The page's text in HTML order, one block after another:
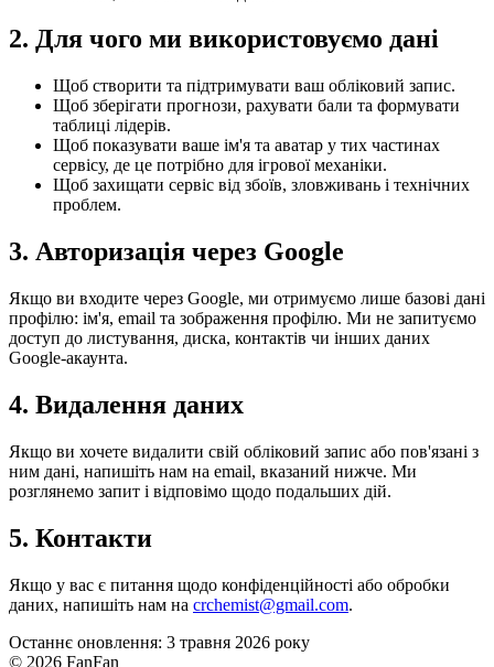
2. Для чого ми використовуємо дані
Щоб створити та підтримувати ваш обліковий запис.
Щоб зберігати прогнози, рахувати бали та формувати
таблиці лідерів.
Щоб показувати ваше ім'я та аватар у тих частинах
сервісу, де це потрібно для ігрової механіки.
Щоб захищати сервіс від збоїв, зловживань і технічних
проблем.
3. Авторизація через Google
Якщо ви входите через Google, ми отримуємо лише базові дані
профілю: ім'я, email та зображення профілю. Ми не запитуємо
доступ до листування, диска, контактів чи інших даних
Google-акаунта.
4. Видалення даних
Якщо ви хочете видалити свій обліковий запис або пов'язані з
ним дані, напишіть нам на email, вказаний нижче. Ми
розглянемо запит і відповімо щодо подальших дій.
5. Контакти
Якщо у вас є питання щодо конфіденційності або обробки
даних, напишіть нам на crchemist@gmail.com.
Останнє оновлення: 3 травня 2026 року
© 2026 FanFan